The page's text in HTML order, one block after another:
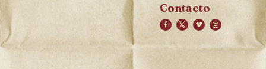
Contacto